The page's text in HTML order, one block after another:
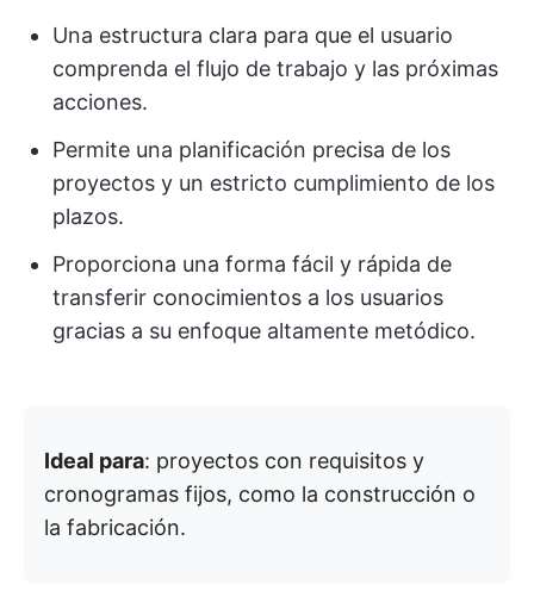
Una estructura clara para que el usuario
comprenda el flujo de trabajo y las próximas
acciones.
Permite una planificación precisa de los
proyectos y un estricto cumplimiento de los
plazos.
Proporciona una forma fácil y rápida de
transferir conocimientos a los usuarios
gracias a su enfoque altamente metódico.
Ideal para: proyectos con requisitos y
cronogramas fijos, como la construcción o
la fabricación.